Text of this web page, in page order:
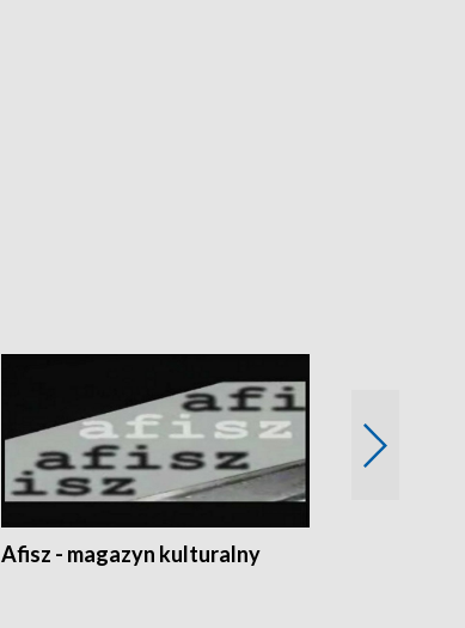
Afisz - magazyn kulturalny